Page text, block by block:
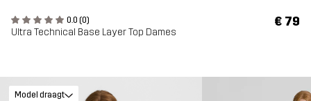
0.0 (0)
Ultra Technical Base Layer Top Dames
€ 79
Model draagt